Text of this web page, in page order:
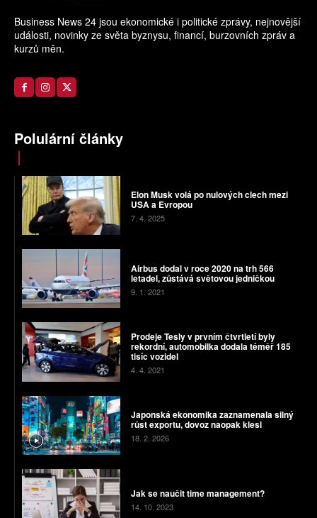
Business News 24 jsou ekonomické i politické zprávy, nejnovější
události, novinky ze světa byznysu, financí, burzovních zpráv a
kurzů měn.
Polulární články
Elon Musk volá po nulových clech mezi
USA a Evropou
7. 4. 2025
Airbus dodal v roce 2020 na trh 566
letadel, zůstává světovou jedničkou
9. 1. 2021
Prodeje Tesly v prvním čtvrtletí byly
rekordní, automobilka dodala téměř 185
tisíc vozidel
4. 4. 2021
Japonská ekonomika zaznamenala silný
růst exportu, dovoz naopak klesl
18. 2. 2026
Jak se naučit time management?
14. 10. 2023